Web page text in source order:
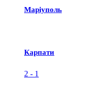
Маріуполь
Карпати
2 - 1